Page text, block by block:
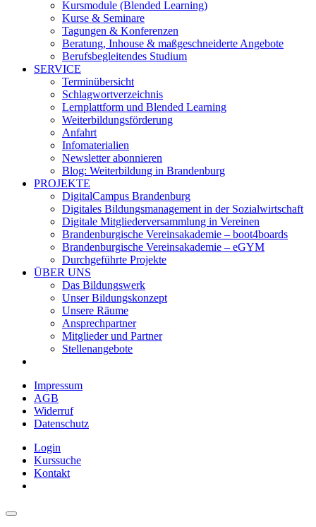
Kursmodule (Blended Learning)
Kurse & Seminare
Tagungen & Konferenzen
Beratung, Inhouse & maßgeschneiderte Angebote
Berufsbegleitendes Studium
SERVICE
Terminübersicht
Schlagwortverzeichnis
Lernplattform und Blended Learning
Weiterbildungsförderung
Anfahrt
Infomaterialien
Newsletter abonnieren
Blog: Weiterbildung in Brandenburg
PROJEKTE
DigitalCampus Brandenburg
Digitales Bildungsmanagement in der Sozialwirtschaft
Digitale Mitgliederversammlung in Vereinen
Brandenburgische Vereinsakademie – boot4boards
Brandenburgische Vereinsakademie – eGYM
Durchgeführte Projekte
ÜBER UNS
Das Bildungswerk
Unser Bildungskonzept
Unsere Räume
Ansprechpartner
Mitglieder und Partner
Stellenangebote
Impressum
AGB
Widerruf
Datenschutz
Login
Kurssuche
Kontakt